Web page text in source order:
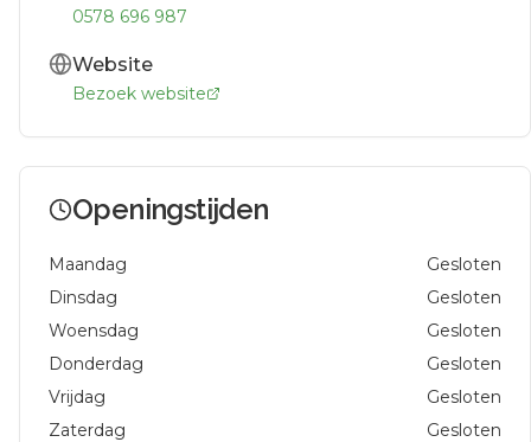
0578 696 987
Website
Bezoek website
Openingstijden
Maandag
Gesloten
Dinsdag
Gesloten
Woensdag
Gesloten
Donderdag
Gesloten
Vrijdag
Gesloten
Zaterdag
Gesloten